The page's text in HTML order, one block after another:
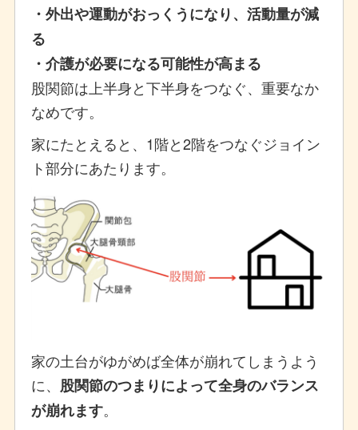
・外出や運動がおっくうになり、活動量が減
る
・介護が必要になる可能性が高まる
股関節は上半身と下半身をつなぐ、重要なか
なめです。
家にたとえると、1階と2階をつなぐジョイン
ト部分にあたります。
家の土台がゆがめば全体が崩れてしまうよう
に、 股関節のつまりによって全身のバランス
が崩れます。